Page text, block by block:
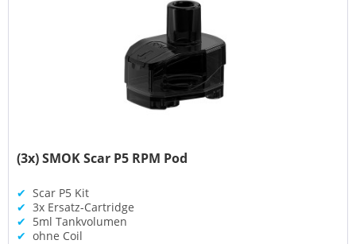
(3x) SMOK Scar P5 RPM Pod
✔ Scar P5 Kit
✔ 3x Ersatz-Cartridge
✔ 5ml Tankvolumen
✔ ohne Coil